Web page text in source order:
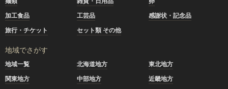
加工食品
工芸品
感謝状・記念品
旅行・チケット
セット類 その他
地域でさがす
地域一覧 北海道地方
東北地方
関東地方
中部地方
近畿地方